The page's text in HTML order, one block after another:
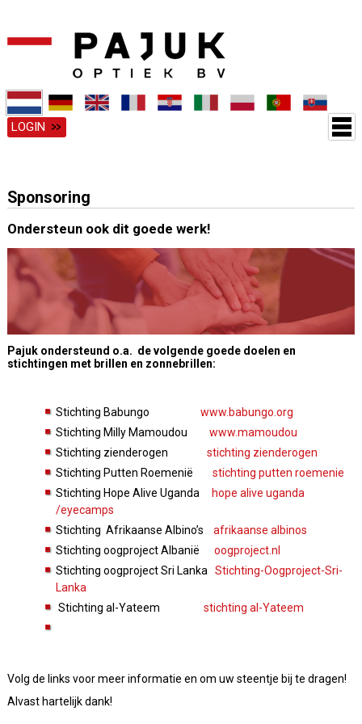
LOGIN
Sponsoring
Ondersteun ook dit goede werk!
Pajuk ondersteund o.a. de volgende goede doelen en
stichtingen met brillen en zonnebrillen:
Stichting Babungo www.babungo.org
Stichting Milly Mamoudou www.mamoudou
Stichting zienderogen stichting zienderogen
Stichting Putten Roemenië stichting putten roemenie
Stichting Hope Alive Uganda
hope alive uganda
/eyecamps
Stichting Afrikaanse Albino’s afrikaanse albinos
Stichting oogproject Albanië oogproject.nl
Stichting oogproject Sri Lanka Stichting-Oogproject-Sri-
Lanka
Stichting al-Yateem stichting al-Yateem
Volg de links voor meer informatie en om uw steentje bij te dragen!
Alvast hartelijk dank!